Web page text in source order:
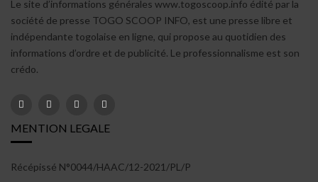
Le site d’informations générales www.togoscoop.info édité par la
société de presse TOGO SCOOP INFO, est une presse libre et
indépendante togolaise en ligne, qui propose au quotidien des
informations d’ordre et de publicité. Le professionnalisme est son
crédo.
MENTION LEGALE
Récépissé N°0044/HAAC/12-2021/PL/P